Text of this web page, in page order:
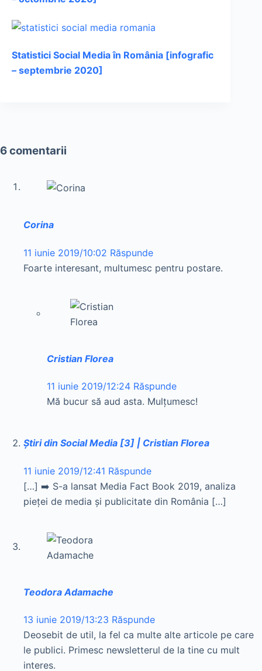
Statistici Social Media în România [infografic
– septembrie 2020]
6 comentarii
Corina
11 iunie 2019/10:02 Răspunde
Foarte interesant, multumesc pentru postare.
Cristian Florea
11 iunie 2019/12:24 Răspunde
Mă bucur să aud asta. Mulțumesc!
Știri din Social Media [3] | Cristian Florea
11 iunie 2019/12:41 Răspunde
[…] ➡️ S-a lansat Media Fact Book 2019, analiza
pieței de media și publicitate din România […]
Teodora Adamache
13 iunie 2019/13:23 Răspunde
Deosebit de util, la fel ca multe alte articole pe care
le publici. Primesc newsletterul de la tine cu mult
interes.